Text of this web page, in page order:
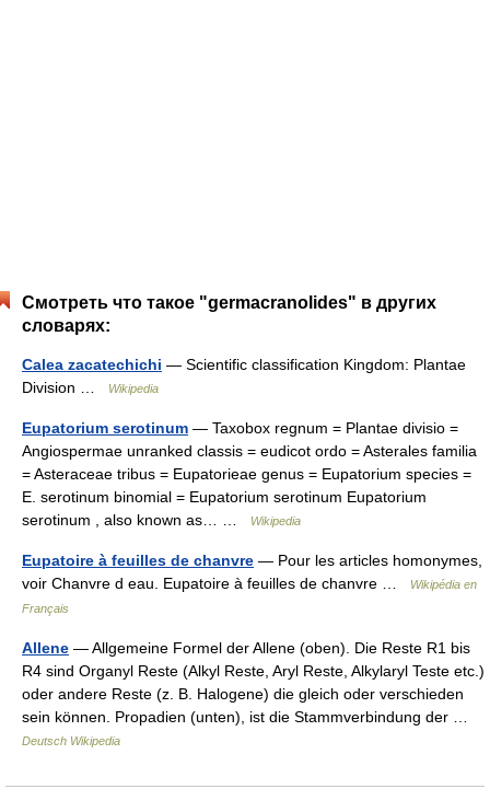
Смотреть что такое "germacranolides" в других
словарях:
Calea zacatechichi — Scientific classification Kingdom: Plantae
Division …
Wikipedia
Eupatorium serotinum — Taxobox regnum = Plantae divisio =
Angiospermae unranked classis = eudicot ordo = Asterales familia
= Asteraceae tribus = Eupatorieae genus = Eupatorium species =
E. serotinum binomial = Eupatorium serotinum Eupatorium
serotinum , also known as… …
Wikipedia
Eupatoire à feuilles de chanvre — Pour les articles homonymes,
voir Chanvre d eau. Eupatoire à feuilles de chanvre …
Wikipédia en
Français
Allene — Allgemeine Formel der Allene (oben). Die Reste R1 bis
R4 sind Organyl Reste (Alkyl Reste, Aryl Reste, Alkylaryl Teste etc.)
oder andere Reste (z. B. Halogene) die gleich oder verschieden
sein können. Propadien (unten), ist die Stammverbindung der …
Deutsch Wikipedia